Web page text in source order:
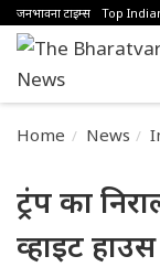
जनभावना टाइम्स Top
Home News
ट्रंप का
व्हाइट